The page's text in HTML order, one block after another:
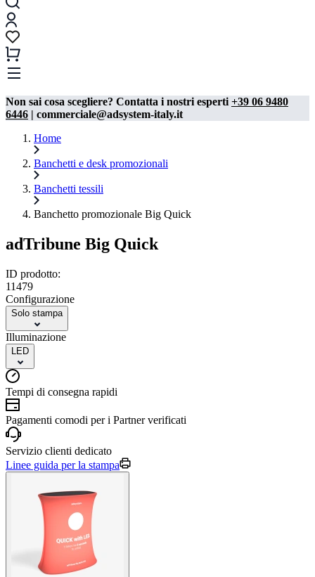
Non sai cosa scegliere? Contatta i nostri esperti +39 06 9480
6446 | commerciale@adsystem-italy.it
Home
Banchetti e desk promozionali
Banchetti tessili
Banchetto promozionale Big Quick
adTribune Big Quick
ID prodotto:
11479
Configurazione
Solo stampa
Illuminazione
LED
Tempi di consegna rapidi
Pagamenti comodi per i Partner verificati
Servizio clienti dedicato
Linee guida per la stampa